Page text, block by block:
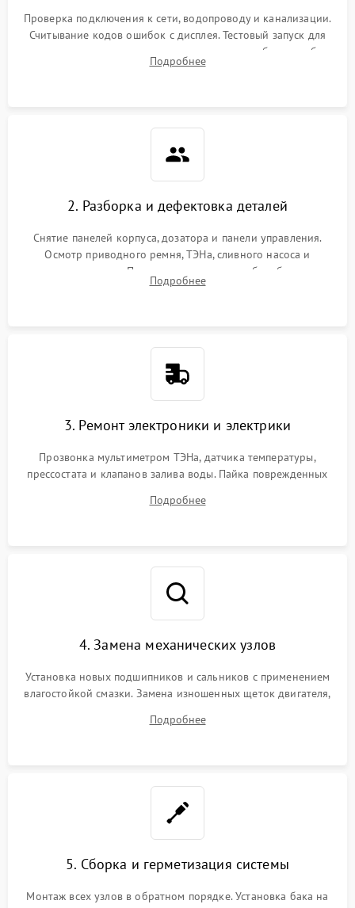
Проверка подключения к сети, водопроводу и канализации.
Считывание кодов ошибок с дисплея. Тестовый запуск для
выявления посторонних шумов, протечек или сбоев в работе
электронного модуля управления.
Подробнее
2. Разборка и дефектовка деталей
Снятие панелей корпуса, дозатора и панели управления.
Осмотр приводного ремня, ТЭНа, сливного насоса и
амортизаторов. Проверка подшипников барабана и
крестовины на износ, а манжеты люка на разрывы.
Подробнее
3. Ремонт электроники и электрики
Прозвонка мультиметром ТЭНа, датчика температуры,
прессостата и клапанов залива воды. Пайка поврежденных
Восстановление целостности проводки и контактов.
Подробнее
4. Замена механических узлов
Установка новых подшипников и сальников с применением
влагостойкой смазки. Замена изношенных щеток двигателя,
или поврежденной резиновой манжеты.
Подробнее
5. Сборка и герметизация системы
Монтаж всех узлов в обратном порядке. Установка бака на